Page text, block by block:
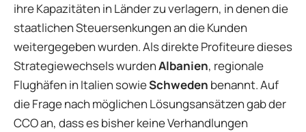
ihre Kapazitäten in Länder zu verlagern, in denen die
staatlichen Steuersenkungen an die Kunden
weitergegeben wurden. Als direkte Profiteure dieses
Strategiewechsels wurdenAlbanien, regionale
Flughäfen in Italien sowieSchweden benannt. Auf
die Frage nach möglichen Lösungsansätzen gab der
CCO an, dass es bisher keine Verhandlungen